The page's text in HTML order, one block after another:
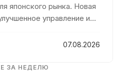
японского рынка. Новая
управление и
После
07.08.2026
ЗА НЕДЕЛЮ